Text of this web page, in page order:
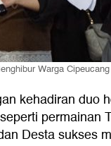
Warga Cipeucang
kehadiran
Desta sukses